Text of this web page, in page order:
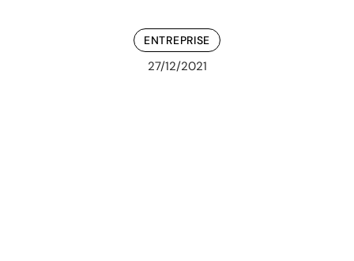
ENTREPRISE
27/12/2021